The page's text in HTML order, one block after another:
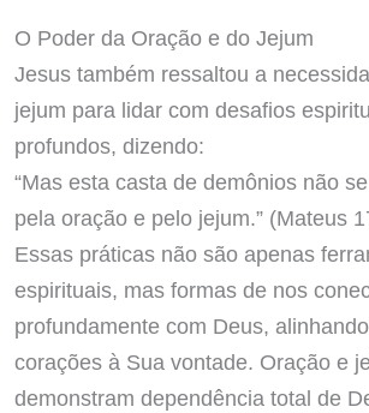
O Poder da Oração e do Jejum
Jesus também ressaltou a
jejum para lidar com desafios
profundos, dizendo:
“Mas esta casta de demônios não
pela oração e pelo jejum.” (Mateus
Essas práticas não são apenas
espirituais, mas formas de nos
profundamente com Deus,
corações à Sua vontade. Oração e
demonstram dependência total de